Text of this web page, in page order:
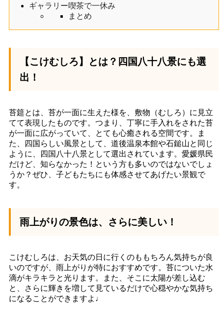
ギャラリー喫茶で一休み
まとめ
【こけむしろ】とは？四国八十八景にも選
出！
苔筵とは、苔が一面に生えた様を、敷物（むしろ）に見立
てて表現したものです。つまり、丁寧に手入れをされた苔
が一面に広がっていて、とても心癒される空間です。ま
た、四国らしい風景として、道後温泉本館や石鎚山と同じ
ように、四国八十八景として選出されています。愛媛県民
だけど、知らなかった！という方も多いのではないでしょ
うか？ぜひ、子どもたちにも体感させてあげたい景観で
す。
雨上がりの景色は、さらに美しい！
こけむしろは、お天気の日に行くのももちろん気持ちが良
いのですが、雨上がりが特におすすめです。苔についた水
滴がキラキラと光ります。また、そこに太陽が差し込む
と、さらに輝きを増して見ているだけで心穏やかな気持ち
になることができますよ♩